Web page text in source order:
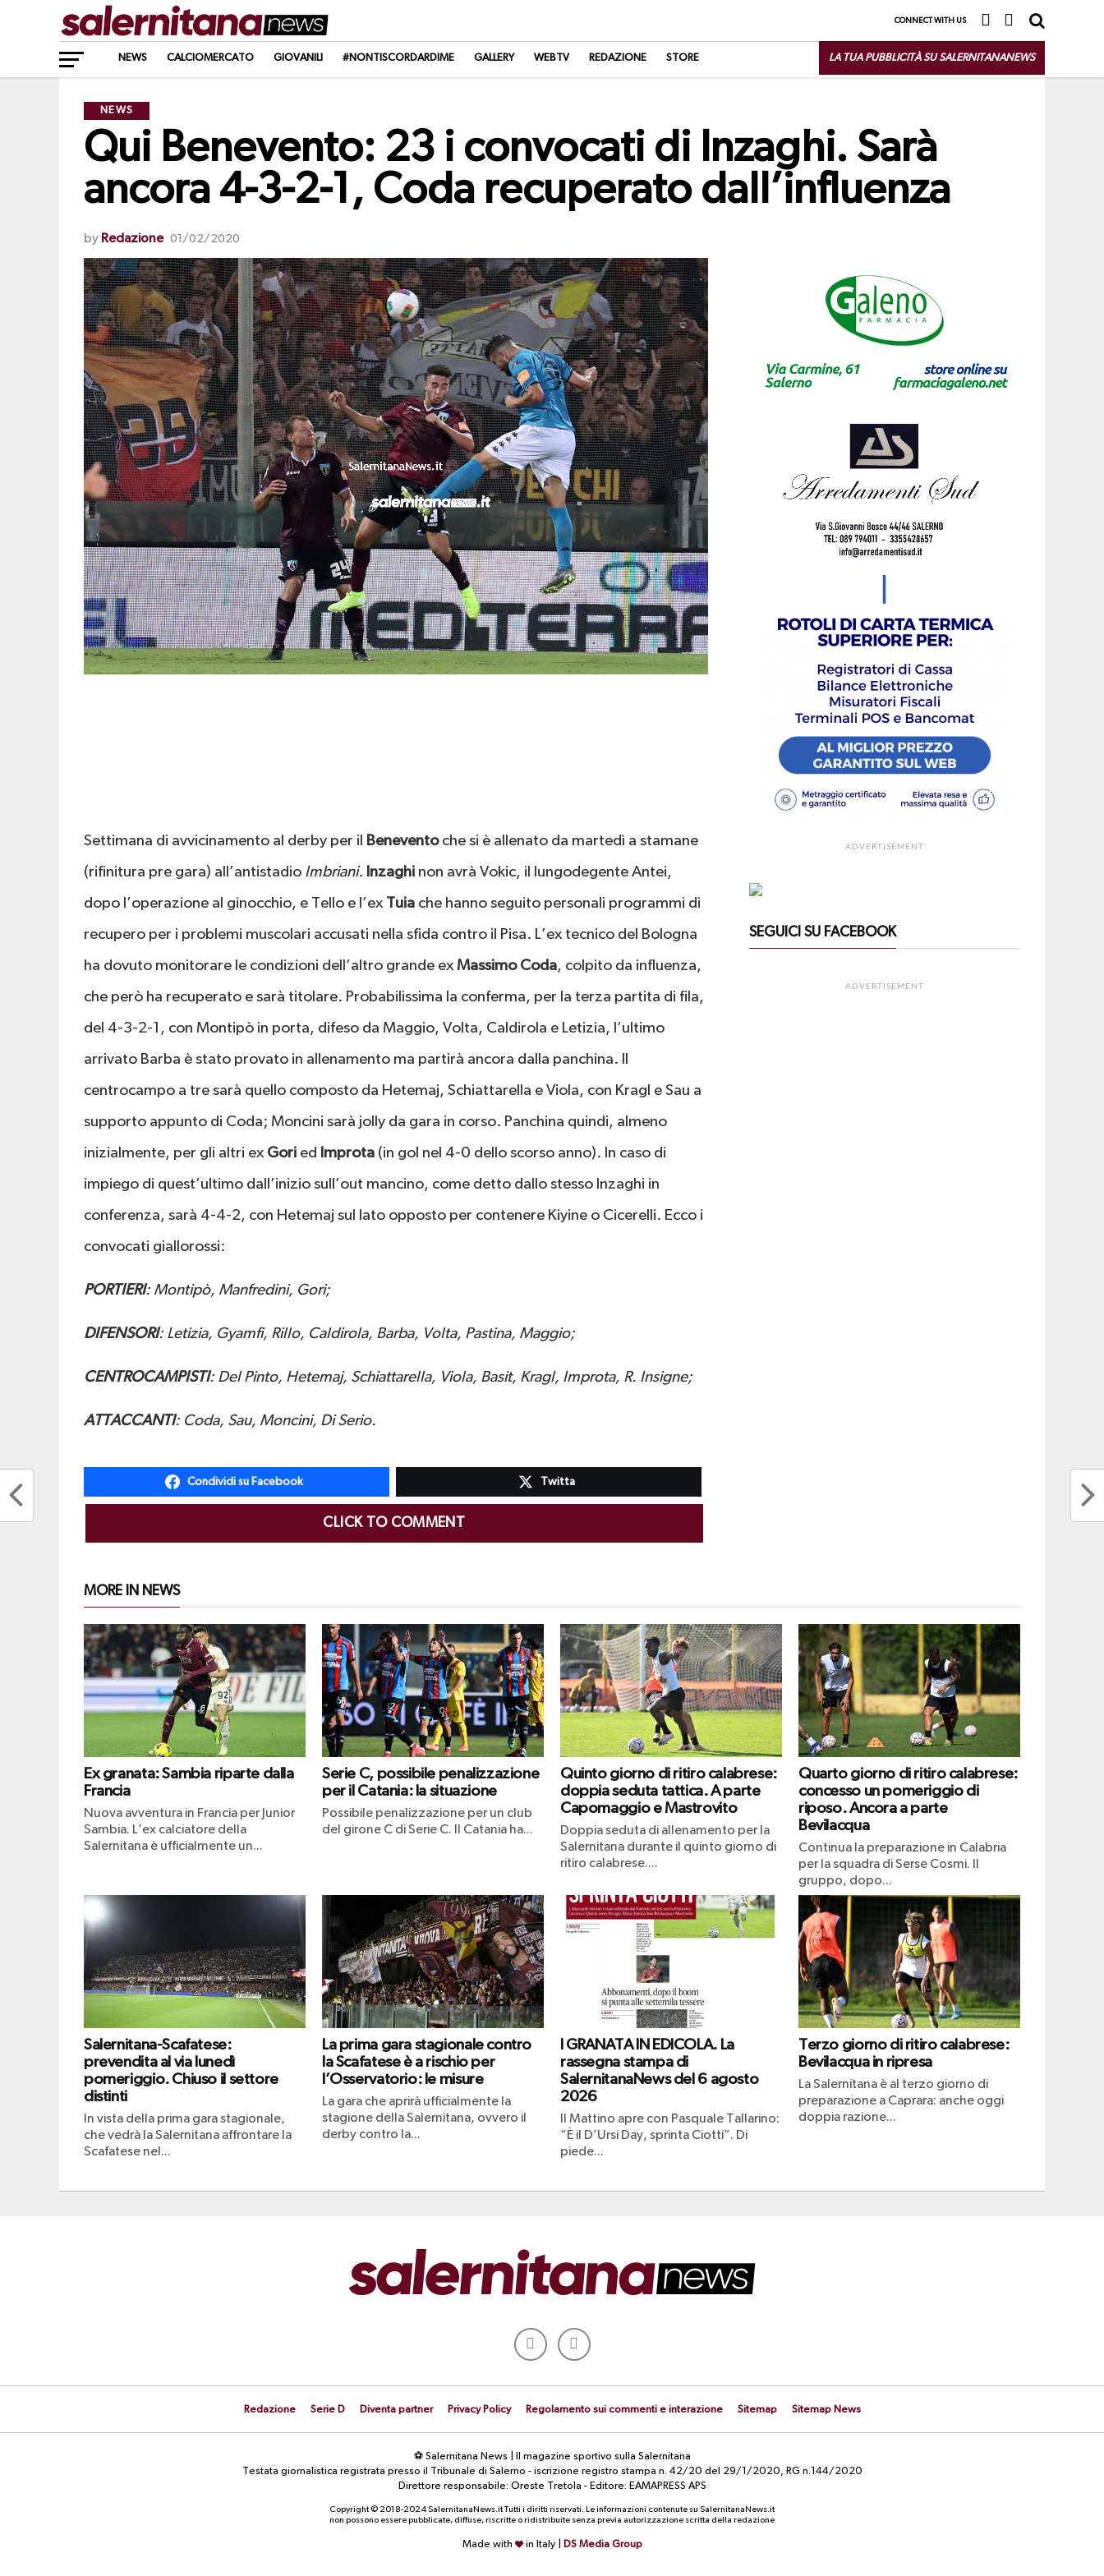
CONNECT WITH US
NEWS CALCIOMERCATO GIOVANILI #NONTISCORDARDIME GALLERY WEBTV REDAZIONE STORE LA TUA PUBBLICITÀ SU SALERNITANANEWS
NEWS
Qui Benevento: 23 i convocati di Inzaghi. Sarà
ancora 4-3-2-1, Coda recuperato dall’influenza
by Redazione 01/02/2020
Settimana di avvicinamento al derby per il Beneventoche si è allenato da martedì a stamane
(rifinitura pre gara) all’antistadio Imbriani. Inzaghi non avrà Vokic, il lungodegente Antei,
dopo l’operazione al ginocchio, e Tello e l’ex Tuia che hanno seguito personali programmi di
recupero per i problemi muscolari accusati nella sfida contro il Pisa. L’ex tecnico del Bologna
ha dovuto monitorare le condizioni dell’altro grande ex Massimo Coda, colpito da influenza,
che però ha recuperato e sarà titolare. Probabilissima la conferma, per la terza partita di fila,
del 4-3-2-1, con Montipò in porta, difeso da Maggio, Volta, Caldirola e Letizia, l’ultimo
arrivato Barba è stato provato in allenamento ma partirà ancora dalla panchina. Il
centrocampo a tre sarà quello composto da Hetemaj, Schiattarella e Viola, con Kragl e Sau a
supporto appunto di Coda; Moncini sarà jolly da gara in corso. Panchina quindi, almeno
inizialmente, per gli altri ex Gori ed Improta (in gol nel 4-0 dello scorso anno). In caso di
impiego di quest’ultimo dall’inizio sull’out mancino, come detto dallo stesso Inzaghi in
conferenza, sarà 4-4-2, con Hetemaj sul lato opposto per contenere Kiyine o Cicerelli. Ecco i
convocati giallorossi:
PORTIERI: Montipò, Manfredini, Gori;
DIFENSORI: Letizia, Gyamfi, Rillo, Caldirola, Barba, Volta, Pastina, Maggio;
CENTROCAMPISTI: Del Pinto, Hetemaj, Schiattarella, Viola, Basit, Kragl, Improta, R. Insigne;
ATTACCANTI: Coda, Sau, Moncini, Di Serio.
Condividi su Facebook Twitta
CLICK TO COMMENT
ADVERTISEMENT
SEGUICI SU FACEBOOK
ADVERTISEMENT
MORE IN NEWS
Ex granata: Sambia riparte dalla
Francia
Nuova avventura in Francia per Junior
Sambia. L’ex calciatore della
Salernitana è ufficialmente un...
Serie C, possibile penalizzazione
per il Catania: la situazione
Possibile penalizzazione per un club
del girone C di Serie C. Il Catania ha...
Quinto giorno di ritiro calabrese:
doppia seduta tattica. A parte
Capomaggio e Mastrovito
Doppia seduta di allenamento per la
Salernitana durante il quinto giorno di
ritiro calabrese....
Quarto giorno di ritiro calabrese:
concesso un pomeriggio di
riposo. Ancora a parte
Bevilacqua
Continua la preparazione in Calabria
per la squadra di Serse Cosmi. Il
gruppo, dopo...
Salernitana-Scafatese:
prevendita al via lunedì
pomeriggio. Chiuso il settore
distinti
In vista della prima gara stagionale,
che vedrà la Salernitana affrontare la
Scafatese nel...
La prima gara stagionale contro
la Scafatese è a rischio per
l’Osservatorio: le misure
La gara che aprirà ufficialmente la
stagione della Salernitana, ovvero il
derby contro la...
I GRANATA IN EDICOLA. La
rassegna stampa di
SalernitanaNews del 6 agosto
2026
Il Mattino apre con Pasquale Tallarino:
“È il D’Ursi Day, sprinta Ciotti”. Di
piede...
Terzo giorno di ritiro calabrese:
Bevilacqua in ripresa
La Salernitana è al terzo giorno di
preparazione a Caprara: anche oggi
doppia razione...
Redazione Serie D Diventa partner Privacy Policy Regolamento sui commenti e interazione Sitemap Sitemap News
⚽ Salernitana News | Il magazine sportivo sulla Salernitana
Testata giornalistica registrata presso il Tribunale di Salerno - iscrizione registro stampa n. 42/20 del 29/1/2020, RG n.144/2020
Direttore responsabile: Oreste Tretola - Editore: EAMAPRESS APS
Copyright © 2018-2024 SalernitanaNews.it Tutti i diritti riservati. Le informazioni contenute su SalernitanaNews.it
non possono essere pubblicate, diffuse, riscritte o ridistribuite senza previa autorizzazione scritta della redazione
Made with in Italy | DS Media Group